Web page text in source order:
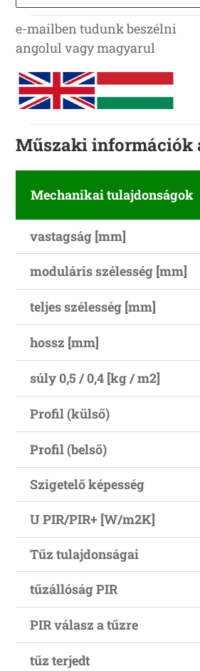
e-mailben tudunk beszélni
angolul vagy magyarul
Műszaki információk
Mechanikai tulajdonságok
vastagság [mm]
moduláris szélesség [mm]
teljes szélesség [mm]
hossz [mm]
súly 0,5 / 0,4 [kg / m2]
Profil (külső)
Profil (belső)
Szigetelő képesség
U PIR/PIR+ [W/m2K]
Tűz tulajdonságai
tűzállóság PIR
PIR válasz a tűzre
tűz terjedt